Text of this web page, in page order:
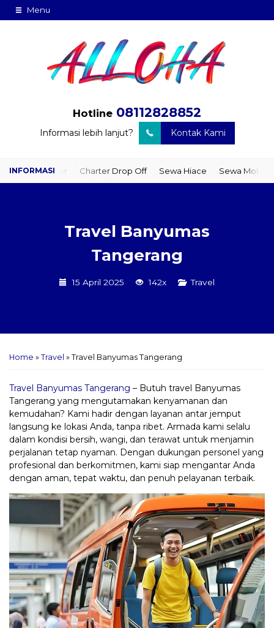
Menu
Hotline 08112828852
Informasi lebih lanjut? Kontak Kami
Door Charter Drop Off Sewa Hiace Sewa Mobil Plus Driver
Travel Banyumas
Tangerang
15 April 2025 142x Travel
Home » Travel » Travel Banyumas Tangerang
Travel Banyumas Tangerang – Butuh travel Banyumas
Tangerang yang mengutamakan kenyamanan dan
kemudahan? Kami hadir dengan layanan antar jemput
langsung ke lokasi Anda, tanpa ribet. Armada kami selalu
dalam kondisi bersih, wangi, dan terawat untuk menjamin
perjalanan tetap nyaman. Dengan dukungan personel yang
profesional dan berkomitmen, kami siap mengantar Anda
dengan aman, tepat waktu, dan penuh pelayanan terbaik.